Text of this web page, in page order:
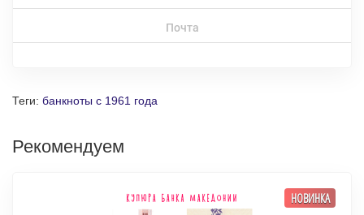
Почта
Теги: банкноты с 1961 года
Рекомендуем
НОВИНКА